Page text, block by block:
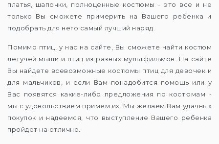
платья, шапочки, полноценные костюмы - это все и не
только Вы сможете примерить на Вашего ребенка и
подобрать для него самый лучший наряд.
Помимо птиц, у нас на сайте, Вы сможете найти костюм
летучей мыши и птиц из разных мультфильмов. На сайте
Вы найдете всевозможные костюмы птиц для девочек и
для мальчиков, и если Вам понадобится помощь или у
Вас появятся какие-либо предложения по костюмам -
мы с удовольствием примем их. Мы желаем Вам удачных
покупок и надеемся, что выступление Вашего ребенка
пройдет на отлично.